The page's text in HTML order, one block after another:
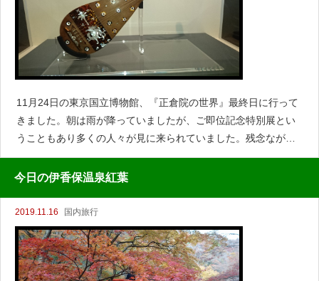
11月24日の東京国立博物館、『正倉院の世界』最終日に行って
きました。朝は雨が降っていましたが、ご即位記念特別展とい
うこともあり多くの人々が見に来られていました。残念なが
ら、写真撮影は模造としたものでしたが、模造と言っても大変
すばらしいものであります。正倉院を模した展示模造 螺鈿紫
今日の伊香保温泉紅葉
2019.11.16 国内旅行